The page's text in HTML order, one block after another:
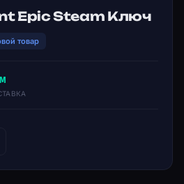
Epic Steam Ключ
товар